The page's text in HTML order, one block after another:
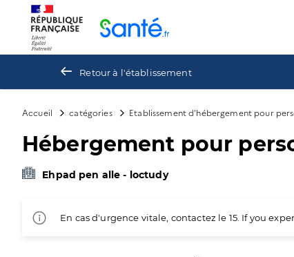
Retour à l'établissement
Accueil catégories Etablissement d'hébergement pour
Hébergement pour
Ehpad pen alle - loctudy
En cas d'urgence vitale, contactez le 15. If you
Panneau de gestion des cookies